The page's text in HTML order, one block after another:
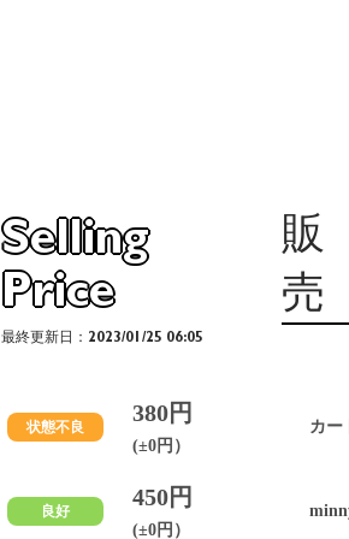
Selling
Price
販
売
最終更新日：2023/01/25 06:05
状態不良
380円
(±0円）
カー
良好
450円
(±0円）